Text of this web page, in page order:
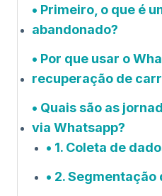
Primeiro, o que é
abandonado?
Por que usar o
recuperação de
Quais são as
via Whatsapp?
1. Coleta de
2. Segmentação